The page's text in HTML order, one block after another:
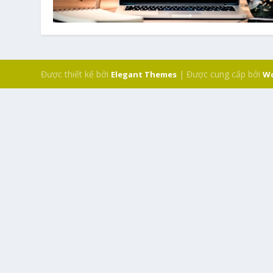
Được thiết kế bởi Elegant Themes | Được cung cấp bởi